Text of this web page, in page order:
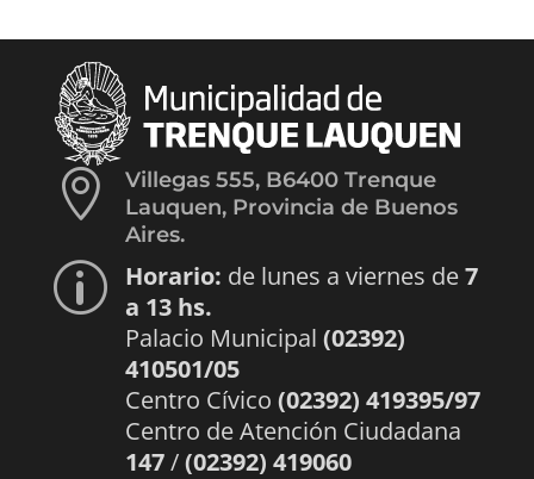

Villegas 555, B6400 Trenque
Lauquen, Provincia de Buenos
Aires.
p Horario: de lunes a viernes de7
a 13 hs.
Palacio Municipal (02392)
410501/05
Centro Cívico (02392) 419395/97
Centro de Atención Ciudadana
147/(02392) 419060